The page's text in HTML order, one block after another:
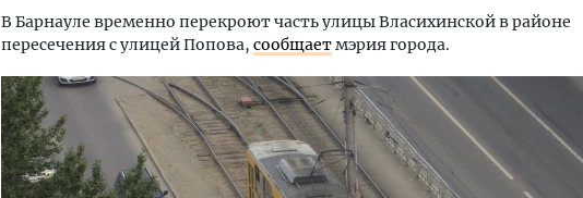
В Барнауле временно перекроют часть улицы Власихинской в районе
пересечения с улицей Попова, сообщаетмэрия города.